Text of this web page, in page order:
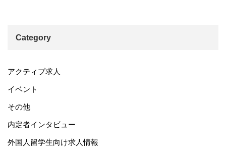
Category
アクティブ求人
イベント
その他
内定者インタビュー
外国人留学生向け求人情報